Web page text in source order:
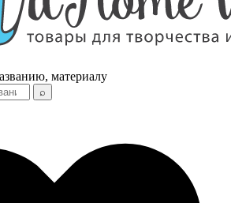
материалу
⌕